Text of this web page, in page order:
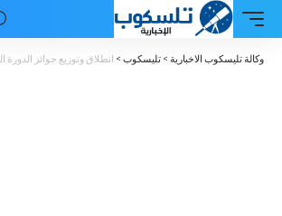
وكالة تليسكوب الاخبارية > تليسكوب > انطلاق وتوزيع جوائز الدورة